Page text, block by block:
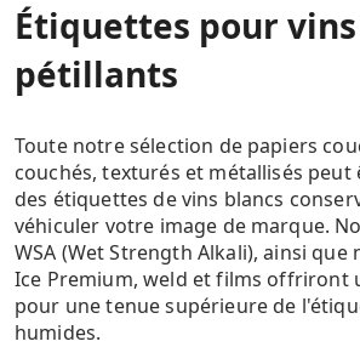
Étiquettes pour
pétillants
Toute notre sélection de papiers
couchés, texturés et métallisés
des étiquettes de vins blancs
véhiculer votre image de marque.
WSA (Wet Strength Alkali), ainsi que
Ice Premium, weld et films offriront
pour une tenue supérieure de
humides.